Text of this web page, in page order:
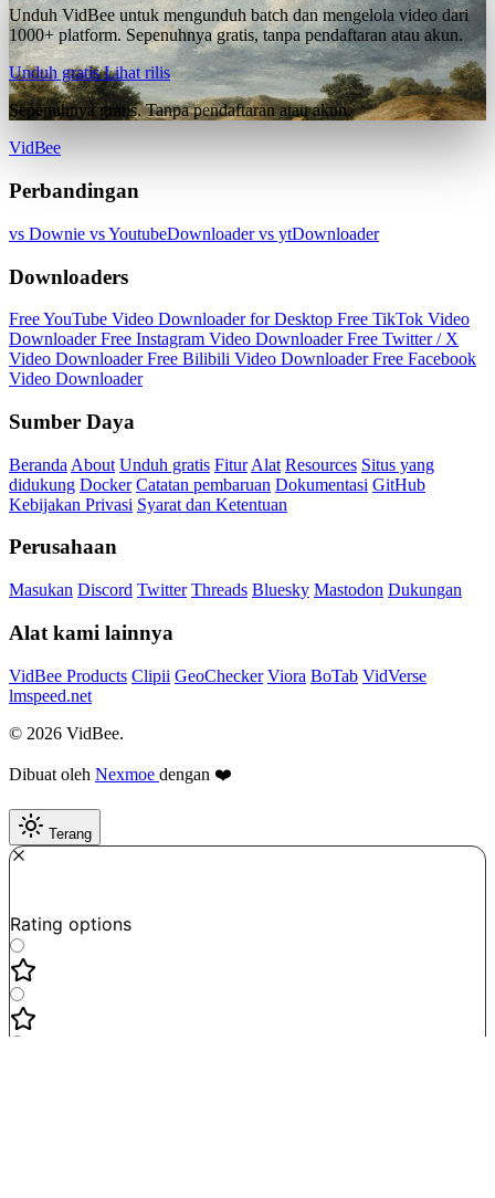
Unduh VidBee untuk mengunduh batch dan mengelola video dari
1000+ platform. Sepenuhnya gratis, tanpa pendaftaran atau akun.
Unduh gratisLihat rilis
Sepenuhnya gratis. Tanpa pendaftaran atau akun.
VidBee
Perbandingan
vs Downie vs YoutubeDownloadervs ytDownloader
Downloaders
Free YouTube Video Downloader for Desktop Free TikTok Video
DownloaderFree Instagram Video DownloaderFree Twitter / X
Video DownloaderFree Bilibili Video DownloaderFree Facebook
Video Downloader
Sumber Daya
Beranda About Unduh gratis Fitur Alat Resources Situs yang
didukung Docker Catatan pembaruan Dokumentasi GitHub
Kebijakan Privasi Syarat dan Ketentuan
Perusahaan
Masukan Discord Twitter Threads Bluesky Mastodon Dukungan
Alat kami lainnya
VidBee Products Clipii GeoChecker Viora BoTab VidVerse
lmspeed.net
© 2026 VidBee.
Dibuat oleh Nexmoe dengan ❤️
Terang
Rating options